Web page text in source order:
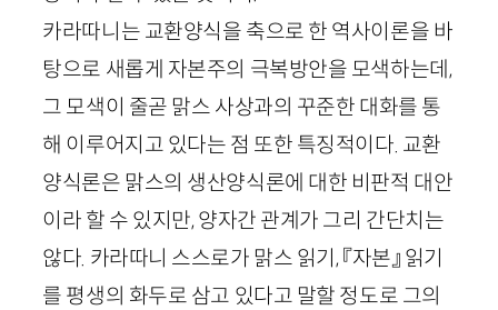
카라따니는 교환양식을 축으로 한 역사이론을 바
탕으로 새롭게 자본주의 극복방안을 모색하는데,
그 모색이 줄곧 맑스 사상과의 꾸준한 대화를 통
해 이루어지고 있다는 점 또한 특징적이다. 교환
양식론은 맑스의 생산양식론에 대한 비판적 대안
이라 할 수 있지만, 양자간 관계가 그리 간단치는
않다. 카라따니 스스로가 맑스 읽기, 『자본』 읽기
를 평생의 화두로 삼고 있다고 말할 정도로 그의